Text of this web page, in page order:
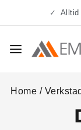
✓ Alltid
Home /